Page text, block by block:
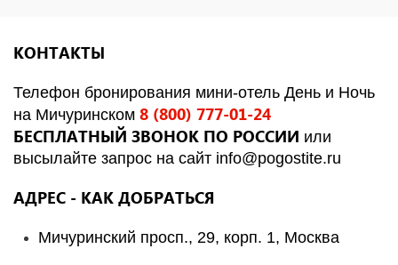
КОНТАКТЫ
Телефон бронирования мини-отель День и Ночь
на Мичуринском 8 (800) 777-01-24
БЕСПЛАТНЫЙ ЗВОНОК ПО РОССИИ или
высылайте запрос на сайт info@pogostite.ru
АДРЕС - КАК ДОБРАТЬСЯ
Мичуринский просп., 29, корп. 1, Москва